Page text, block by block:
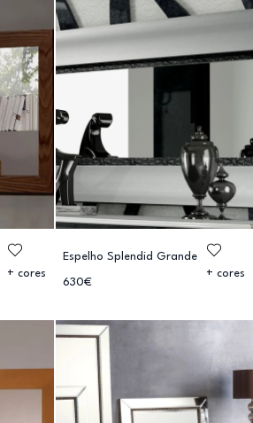
+ cores
Espelho Splendid Grande
630€
+ cores